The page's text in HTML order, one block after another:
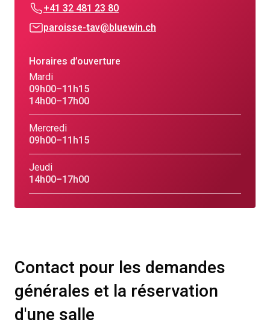
+41 32 481 23 80
paroisse-tav@bluewin.ch
Horaires d’ouverture
Mardi
09h00–11h15
14h00–17h00
Mercredi
09h00–11h15
Jeudi
14h00–17h00
Contact pour les demandes
générales et la réservation
d'une salle